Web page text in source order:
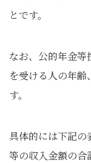
とです。
なお、公的年金
を受ける人の年
す。
具体的には下記の
等の収入金額の合